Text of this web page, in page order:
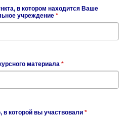
в котором находится Ваше
учреждение *
материала *
которой вы участвовали *